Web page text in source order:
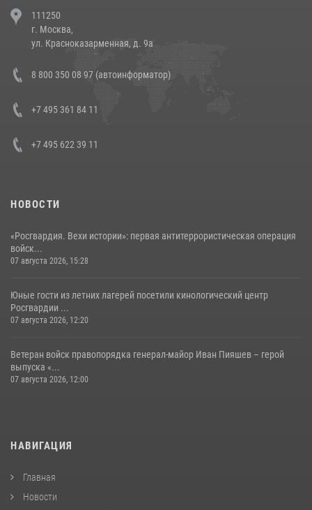
напавших на бригаду скорой помощи (видео)
14 июля 2026, 12:20
В Росгвардии прошла военно-научная конференция по обобщению
боевого опыта
111250
г. Москва,
ул. Красноказарменная, д. 9а
8 800 350 08 97 (автоинформатор)
+7 495 361 84 11
+7 495 622 39 11
НОВОСТИ
«Росгвардия. Вехи истории»: первая антитеррористическая операция
войск...
07 августа 2026, 15:28
Юные гости из летних лагерей посетили кинологический центр
Росгвардии ...
07 августа 2026, 12:20
Ветеран войск правопорядка генерал-майор Иван Пияшев – герой
выпуска «...
07 августа 2026, 12:00
НАВИГАЦИЯ
Главная
Новости